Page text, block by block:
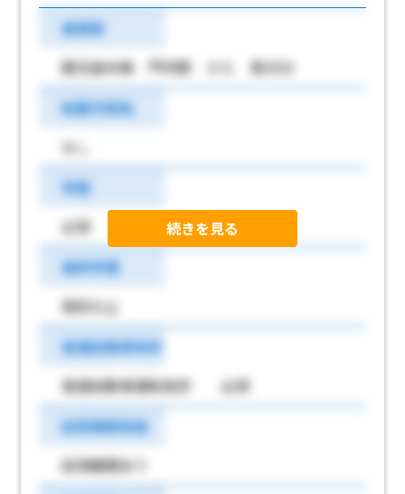
最寄駅
鹿児島本線 門司駅 から 車20分
転勤可能性
なし
学歴
必須
最終学歴
高校以上
普通自動車免許
普通自動車運転免許 必須
試用期間有無
試用期間あり
続きを見る